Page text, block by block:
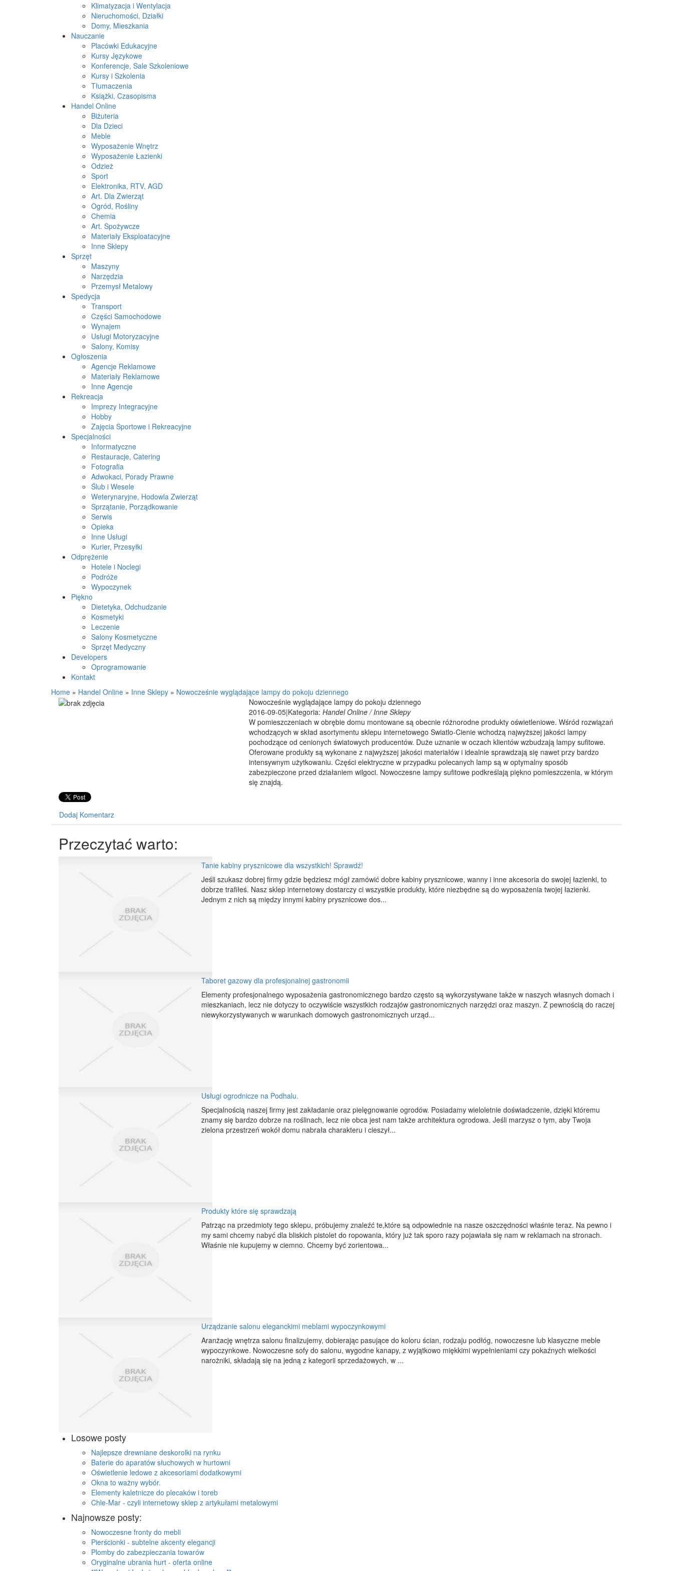
Klimatyzacja i Wentylacja
Nieruchomości, Działki
Domy, Mieszkania
Nauczanie
Placówki Edukacyjne
Kursy Językowe
Konferencje, Sale Szkoleniowe
Kursy i Szkolenia
Tłumaczenia
Książki, Czasopisma
Handel Online
Biżuteria
Dla Dzieci
Meble
Wyposażenie Wnętrz
Wyposażenie Łazienki
Odzież
Sport
Elektronika, RTV, AGD
Art. Dla Zwierząt
Ogród, Rośliny
Chemia
Art. Spożywcze
Materiały Eksploatacyjne
Inne Sklepy
Sprzęt
Maszyny
Narzędzia
Przemysł Metalowy
Spedycja
Transport
Części Samochodowe
Wynajem
Usługi Motoryzacyjne
Salony, Komisy
Ogłoszenia
Agencje Reklamowe
Materiały Reklamowe
Inne Agencje
Rekreacja
Imprezy Integracyjne
Hobby
Zajęcia Sportowe i Rekreacyjne
Specjalności
Informatyczne
Restauracje, Catering
Fotografia
Adwokaci, Porady Prawne
Ślub i Wesele
Weterynaryjne, Hodowla Zwierząt
Sprzątanie, Porządkowanie
Serwis
Opieka
Inne Usługi
Kurier, Przesyłki
Odprężenie
Hotele i Noclegi
Podróże
Wypoczynek
Piękno
Dietetyka, Odchudzanie
Kosmetyki
Leczenie
Salony Kosmetyczne
Sprzęt Medyczny
Developers
Oprogramowanie
Kontakt
Home » Handel Online » Inne Sklepy » Nowocześnie wyglądające lampy do pokoju dziennego
Nowocześnie wyglądające lampy do pokoju dziennego
2016-09-05|Kategoria: Handel Online / Inne Sklepy
W pomieszczeniach w obrębie domu montowane są obecnie różnorodne produkty oświetleniowe. Wśród rozwiązań
wchodzących w skład asortymentu sklepu internetowego Swiatlo-Cienie wchodzą najwyższej jakości lampy
pochodzące od cenionych światowych producentów. Duże uznanie w oczach klientów wzbudzają lampy sufitowe.
Oferowane produkty są wykonane z najwyższej jakości materiałów i idealnie sprawdzają się nawet przy bardzo
intensywnym użytkowaniu. Części elektryczne w przypadku polecanych lamp są w optymalny sposób
zabezpieczone przed działaniem wilgoci. Nowoczesne lampy sufitowe podkreślają piękno pomieszczenia, w którym
się znajdą.
Dodaj Komentarz
Przeczytać warto:
Tanie kabiny prysznicowe dla wszystkich! Sprawdź!
Jeśli szukasz dobrej firmy gdzie będziesz mógł zamówić dobre kabiny prysznicowe, wanny i inne akcesoria do swojej łazienki, to
dobrze trafiłeś. Nasz sklep internetowy dostarczy ci wszystkie produkty, które niezbędne są do wyposażenia twojej łazienki.
Jednym z nich są między innymi kabiny prysznicowe dos...
Taboret gazowy dla profesjonalnej gastronomii
Elementy profesjonalnego wyposażenia gastronomicznego bardzo często są wykorzystywane także w naszych własnych domach i
mieszkaniach, lecz nie dotyczy to oczywiście wszystkich rodzajów gastronomicznych narzędzi oraz maszyn. Z pewnością do raczej
niewykorzystywanych w warunkach domowych gastronomicznych urząd...
Usługi ogrodnicze na Podhalu.
Specjalnością naszej firmy jest zakładanie oraz pielęgnowanie ogrodów. Posiadamy wieloletnie doświadczenie, dzięki któremu
znamy się bardzo dobrze na roślinach, lecz nie obca jest nam także architektura ogrodowa. Jeśli marzysz o tym, aby Twoja
zielona przestrzeń wokół domu nabrała charakteru i cieszył...
Produkty które się sprawdzają
Patrząc na przedmioty tego sklepu, próbujemy znaleźć te,które są odpowiednie na nasze oszczędności właśnie teraz. Na pewno i
my sami chcemy nabyć dla bliskich pistolet do ropowania, który już tak sporo razy pojawiała się nam w reklamach na stronach.
Właśnie nie kupujemy w ciemno. Chcemy być zorientowa...
Urządzanie salonu eleganckimi meblami wypoczynkowymi
Aranżację wnętrza salonu finalizujemy, dobierając pasujące do koloru ścian, rodzaju podłóg, nowoczesne lub klasyczne meble
wypoczynkowe. Nowoczesne sofy do salonu, wygodne kanapy, z wyjątkowo miękkimi wypełnieniami czy pokaźnych wielkości
narożniki, składają się na jedną z kategorii sprzedażowych, w ...
Losowe posty
Najlepsze drewniane deskorolki na rynku
Baterie do aparatów słuchowych w hurtowni
Oświetlenie ledowe z akcesoriami dodatkowymi
Okna to ważny wybór.
Elementy kaletnicze do plecaków i toreb
Chle-Mar - czyli internetowy sklep z artykułami metalowymi
Najnowsze posty:
Nowoczesne fronty do mebli
Pierścionki - subtelne akcenty elegancji
Plomby do zabezpieczania towarów
Oryginalne ubrania hurt - oferta online